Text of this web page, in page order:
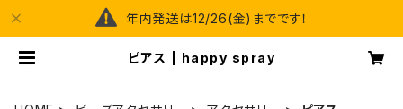
年内発送は12/26(金)までです！
ピアス | happy spray